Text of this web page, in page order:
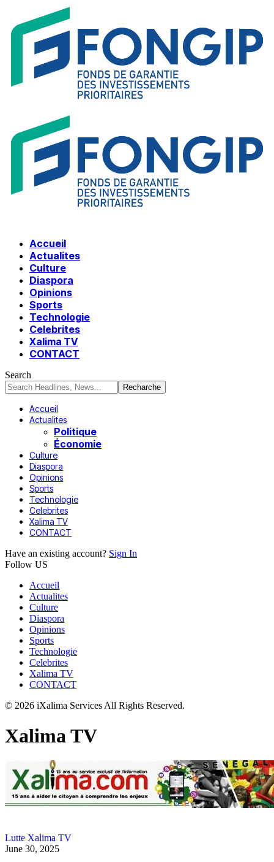
Accueil
Actualites
Culture
Diaspora
Opinions
Sports
Technologie
Celebrites
Xalima TV
CONTACT
Search
Accueil
Actualites
Politique
Économie
Culture
Diaspora
Opinions
Sports
Technologie
Celebrites
Xalima TV
CONTACT
Have an existing account? Sign In
Follow US
Accueil
Actualites
Culture
Diaspora
Opinions
Sports
Technologie
Celebrites
Xalima TV
CONTACT
© 2026 iXalima Services All Rights Reserved.
Xalima TV
Lutte Xalima TV
June 30, 2025